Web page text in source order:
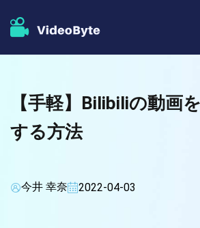
BD-DVD リッピング
ストア
人気記事
【手軽】Bilibiliの動画
する方法
今井 幸奈 2022-04-03